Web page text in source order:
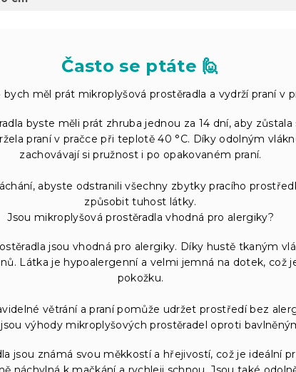
Často se ptáte 🙋
bych měl prát mikroplyšová prostěradla a vydrží praní v
byste měli prát zhruba jednou za 14 dní, aby zůstala
praní v pračce při teplotě 40 °C. Díky odolným
zachovávají si pružnost i po opakovaném praní.
abyste odstranili všechny zbytky pracího
způsobit tuhost látky.
Jsou mikroplyšová prostěradla vhodná pro alergiky?
jsou vhodná pro alergiky. Díky hustě tkaným
Látka je hypoalergenní a velmi jemná na dotek, což
pokožku.
větrání a praní pomůže udržet prostředí bez
výhody mikroplyšových prostěradel oproti
jsou známá svou měkkostí a hřejivostí, což je ideální